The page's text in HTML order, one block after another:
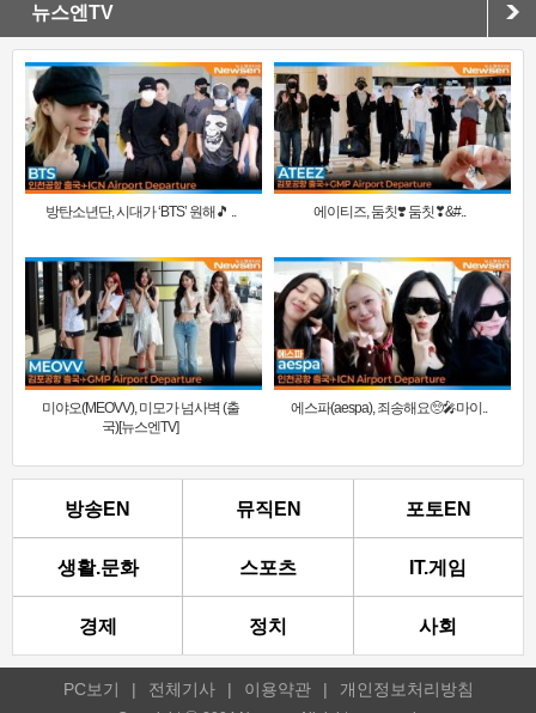
뉴스엔TV
방탄소년단, 시대가 ‘BTS’ 원해🎵 .. 에이티즈, 둠칫❣️ 둠칫❣&#..
미야오(MEOVV), 미모가 넘사벽 (출
국)[뉴스엔TV]
에스파(aespa), 죄송해요🥺🎤마이..
방송EN 뮤직EN 포토EN
생활.문화 스포츠 IT.게임
경제 정치 사회
PC보기 | 전체기사 | 이용약관 | 개인정보처리방침